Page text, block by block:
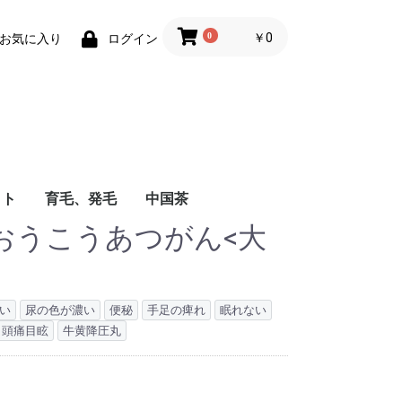
お気に入り ログイン 0 ￥0
育毛、発毛 中国茶
うこうあつがん<大
尿の色が濃い 便秘 手足の痺れ
眠れない
頭痛目眩 牛黄降圧丸